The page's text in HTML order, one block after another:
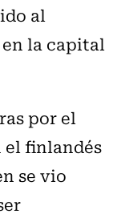
al
la capital
por el
el finlandés
se vio